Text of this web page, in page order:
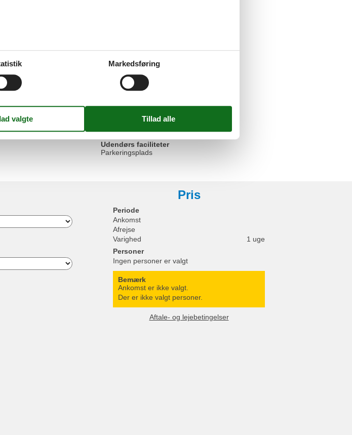
Sengelinned kan lejes mod betaling
Udendørs faciliteter
Parkeringsplads
Pris
Periode
Ankomst
Afrejse
Varighed
1 uge
Personer
Ingen personer er valgt
Bemærk
Ankomst er ikke valgt.
Der er ikke valgt personer.
Aftale- og lejebetingelser
Markedsføring